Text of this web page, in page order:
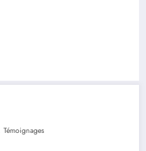
Témoignages